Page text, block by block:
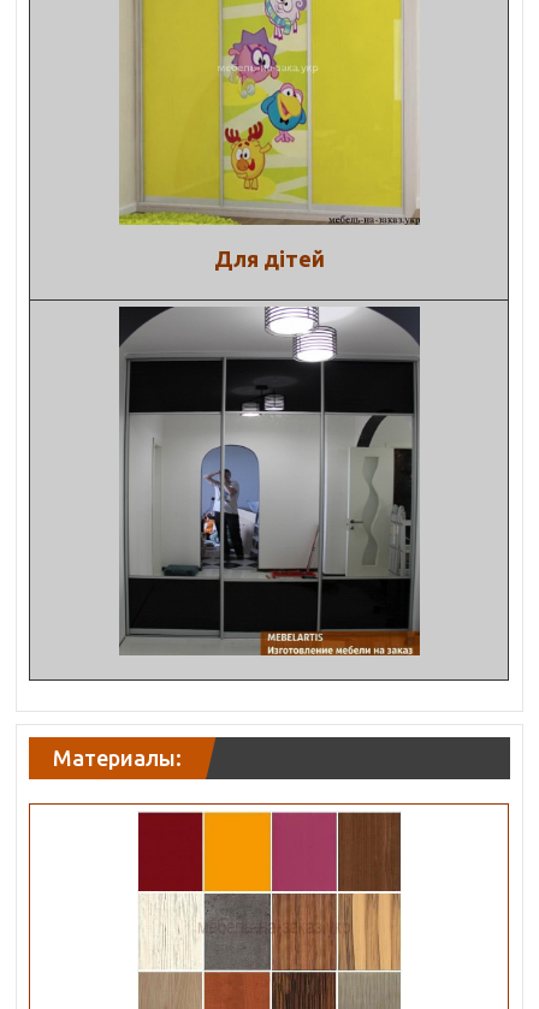
Для дітей
Материалы: